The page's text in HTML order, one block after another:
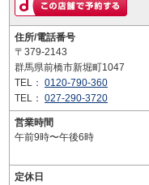
住所/電話番号
〒379-2143
群馬県前橋市新堀町1047
TEL： 0120-790-360
TEL： 027-290-3720
営業時間
午前9時〜午後6時
定休日